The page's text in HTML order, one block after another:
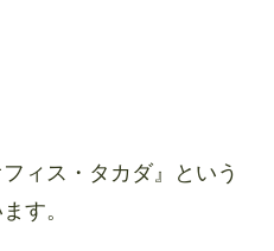
ィス・タカダ』という
す。